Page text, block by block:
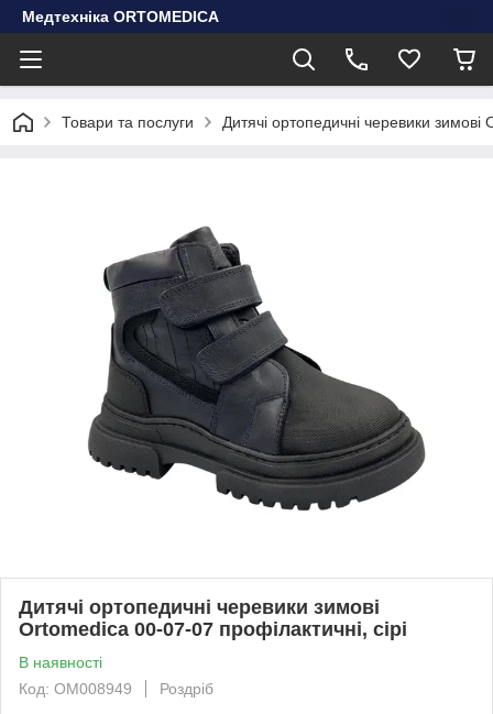
Медтехніка ORTOMEDICA
Товари та послуги Дитячі ортопедичні черевики
Дитячі ортопедичні черевики зимові
Ortomedica 00-07-07 профілактичні, сірі
В наявності
Код: ОМ008949
Роздріб